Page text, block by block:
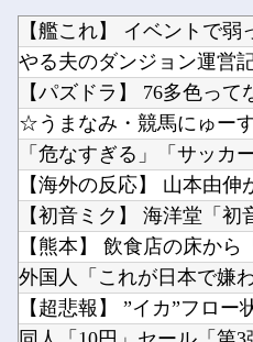
【ホロライブ】 ※杉田さんはねっ子神です
【悲報】 有吉、一般人に「ド正論」を叩きつけて炎上ｗｗｗｗｗｗｗｗ
AKB48 長友彩海 1st写真集「予定外の瞳」
Powered by livedoor 相互RSS
☆うまなみ・競馬にゅー
【超悲報】 ”イカ”フロー